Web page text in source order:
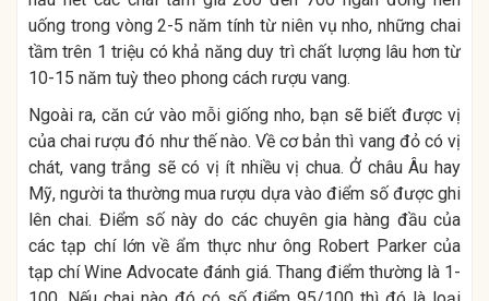
uống trong vòng 2-5 năm tính từ niên vụ nho, những chai
tầm trên 1 triệu có khả năng duy trì chất lượng lâu hơn từ
10-15 năm tuỳ theo phong cách rượu vang.
Ngoài ra, căn cứ vào mỗi giống nho, bạn sẽ biết được vị
của chai rượu đó như thế nào. Về cơ bản thì vang đỏ có vị
chát, vang trắng sẽ có vị ít nhiều vị chua. Ở châu Âu hay
Mỹ, người ta thường mua rượu dựa vào điểm số được ghi
lên chai. Điểm số này do các chuyên gia hàng đầu của
các tạp chí lớn về ẩm thực như ông Robert Parker của
tạp chí Wine Advocate đánh giá. Thang điểm thường là 1-